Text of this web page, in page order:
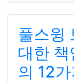
풀스윙
대한
의 12